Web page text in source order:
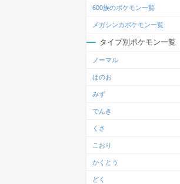
600族のポケモン一覧
メガシンカポケモン一覧
タイプ別ポケモン一覧
ノーマル
ほのお
みず
でんき
くさ
こおり
かくとう
どく